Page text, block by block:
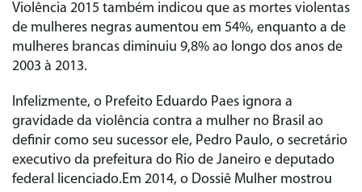
Violência 2015 também indicou que as mortes violentas
de mulheres negras aumentou em 54%, enquanto a de
mulheres brancas diminuiu 9,8% ao longo dos anos de
2003 à 2013.
Infelizmente, o Prefeito Eduardo Paes ignora a
gravidade da violência contra a mulher no Brasil ao
definir como seu sucessor ele, Pedro Paulo, o secretário
executivo da prefeitura do Rio de Janeiro e deputado
federal licenciado.Em 2014, o Dossiê Mulher mostrou